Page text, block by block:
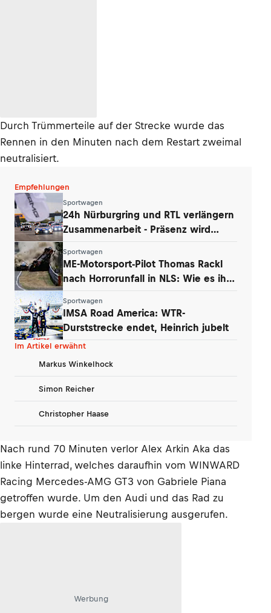
Durch Trümmerteile auf der Strecke wurde das
Rennen in den Minuten nach dem Restart zweimal
neutralisiert.
Empfehlungen
Sportwagen
24h Nürburgring und RTL verlängern
Zusammenarbeit - Präsenz wird
Sportwagen
ME-Motorsport-Pilot Thomas Rackl
nach Horrorunfall in NLS: Wie es ihm
Sportwagen
IMSA Road America: WTR-
Durststrecke endet, Heinrich jubelt
Im Artikel erwähnt
Markus Winkelhock
Simon Reicher
Christopher Haase
Nach rund 70 Minuten verlor Alex Arkin Aka das
linke Hinterrad, welches daraufhin vom WINWARD
Racing Mercedes-AMG GT3 von Gabriele Piana
getroffen wurde. Um den Audi und das Rad zu
bergen wurde eine Neutralisierung ausgerufen.
Werbung